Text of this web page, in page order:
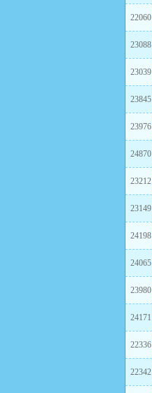
22060
23088
23039
23845
23976
24870
23212
23149
24198
24065
23980
24171
22336
22342